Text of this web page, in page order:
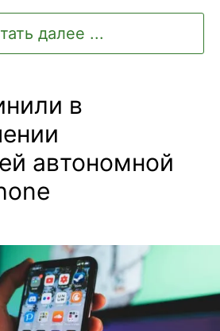
далее ...
в
автономной